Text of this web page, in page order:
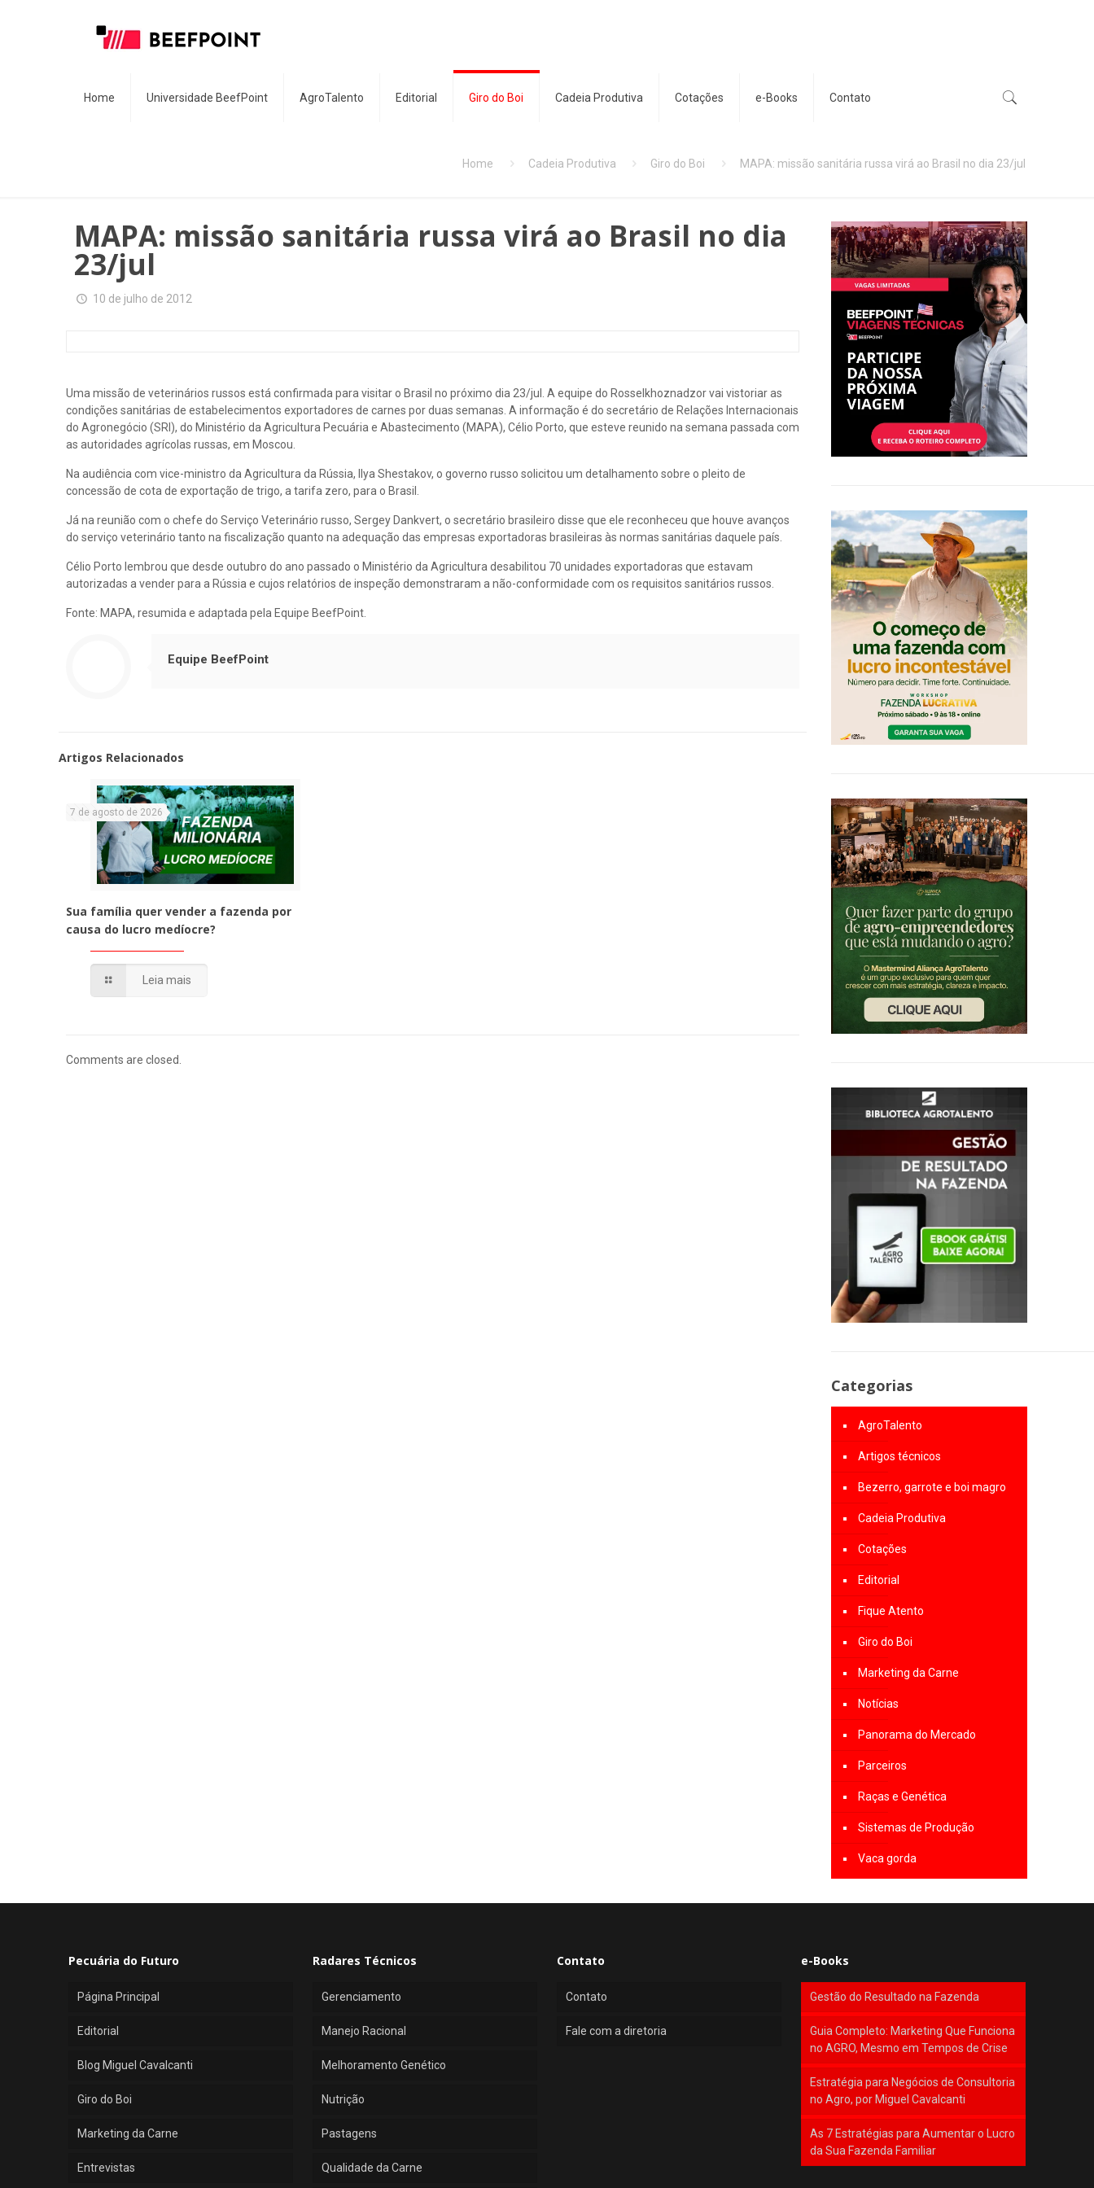
Home Universidade BeefPoint AgroTalento Editorial Giro do Boi Cadeia Produtiva Cotações e-Books Contato
Home Cadeia Produtiva Giro do Boi MAPA: missão sanitária russa virá ao Brasil no dia 23/jul
MAPA: missão sanitária russa virá ao Brasil no dia
23/jul
10 de julho de 2012
Uma missão de veterinários russos está confirmada para visitar o Brasil no próximo dia 23/jul. A equipe do Rosselkhoznadzor vai vistoriar as
condições sanitárias de estabelecimentos exportadores de carnes por duas semanas. A informação é do secretário de Relações Internacionais
do Agronegócio (SRI), do Ministério da Agricultura Pecuária e Abastecimento (MAPA), Célio Porto, que esteve reunido na semana passada com
as autoridades agrícolas russas, em Moscou.
Na audiência com vice-ministro da Agricultura da Rússia, Ilya Shestakov, o governo russo solicitou um detalhamento sobre o pleito de
concessão de cota de exportação de trigo, a tarifa zero, para o Brasil.
Já na reunião com o chefe do Serviço Veterinário russo, Sergey Dankvert, o secretário brasileiro disse que ele reconheceu que houve avanços
do serviço veterinário tanto na fiscalização quanto na adequação das empresas exportadoras brasileiras às normas sanitárias daquele país.
Célio Porto lembrou que desde outubro do ano passado o Ministério da Agricultura desabilitou 70 unidades exportadoras que estavam
autorizadas a vender para a Rússia e cujos relatórios de inspeção demonstraram a não-conformidade com os requisitos sanitários russos.
Fonte: MAPA, resumida e adaptada pela Equipe BeefPoint.
Equipe BeefPoint
Artigos Relacionados
7 de agosto de 2026
Sua família quer vender a fazenda por
causa do lucro medíocre?
Leia mais
Comments are closed.
Categorias
AgroTalento
Artigos técnicos
Bezerro, garrote e boi magro
Cadeia Produtiva
Cotações
Editorial
Fique Atento
Giro do Boi
Marketing da Carne
Notícias
Panorama do Mercado
Parceiros
Raças e Genética
Sistemas de Produção
Vaca gorda
Pecuária do Futuro
Página Principal
Editorial
Blog Miguel Cavalcanti
Giro do Boi
Marketing da Carne
Entrevistas
Radares Técnicos
Gerenciamento
Manejo Racional
Melhoramento Genético
Nutrição
Pastagens
Qualidade da Carne
Contato
Contato
Fale com a diretoria
e-Books
Gestão do Resultado na Fazenda
Guia Completo: Marketing Que Funciona
no AGRO, Mesmo em Tempos de Crise
Estratégia para Negócios de Consultoria
no Agro, por Miguel Cavalcanti
As 7 Estratégias para Aumentar o Lucro
da Sua Fazenda Familiar